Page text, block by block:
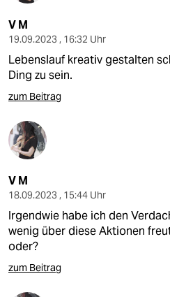
V M
19.09.2023 , 16:32 Uhr
Lebenslauf kreativ gestalten
Ding zu sein.
zum Beitrag
V M
18.09.2023 , 15:44 Uhr
Irgendwie habe ich den
wenig über diese Aktionen
oder?
zum Beitrag